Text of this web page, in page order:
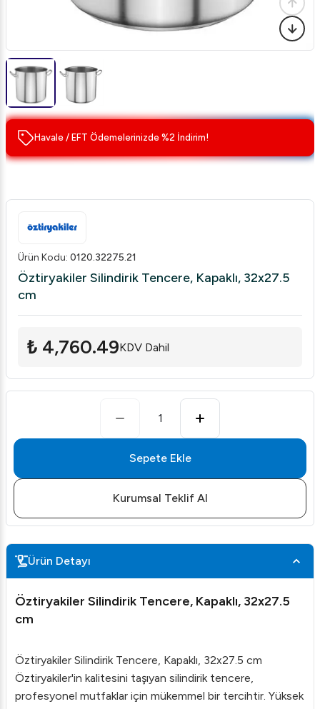
Havale / EFT Ödemelerinizde %2 İndirim!
Ürün Kodu: 0120.32275.21
Öztiryakiler Silindirik Tencere, Kapaklı, 32x27.5
cm
₺ 4,760.49KDV Dahil
1
Sepete Ekle
Kurumsal Teklif Al
Ürün Detayı
Öztiryakiler Silindirik Tencere, Kapaklı, 32x27.5
cm
Öztiryakiler Silindirik Tencere, Kapaklı, 32x27.5 cm
Öztiryakiler'in kalitesini taşıyan silindirik tencere,
profesyonel mutfaklar için mükemmel bir tercihtir. Yüksek